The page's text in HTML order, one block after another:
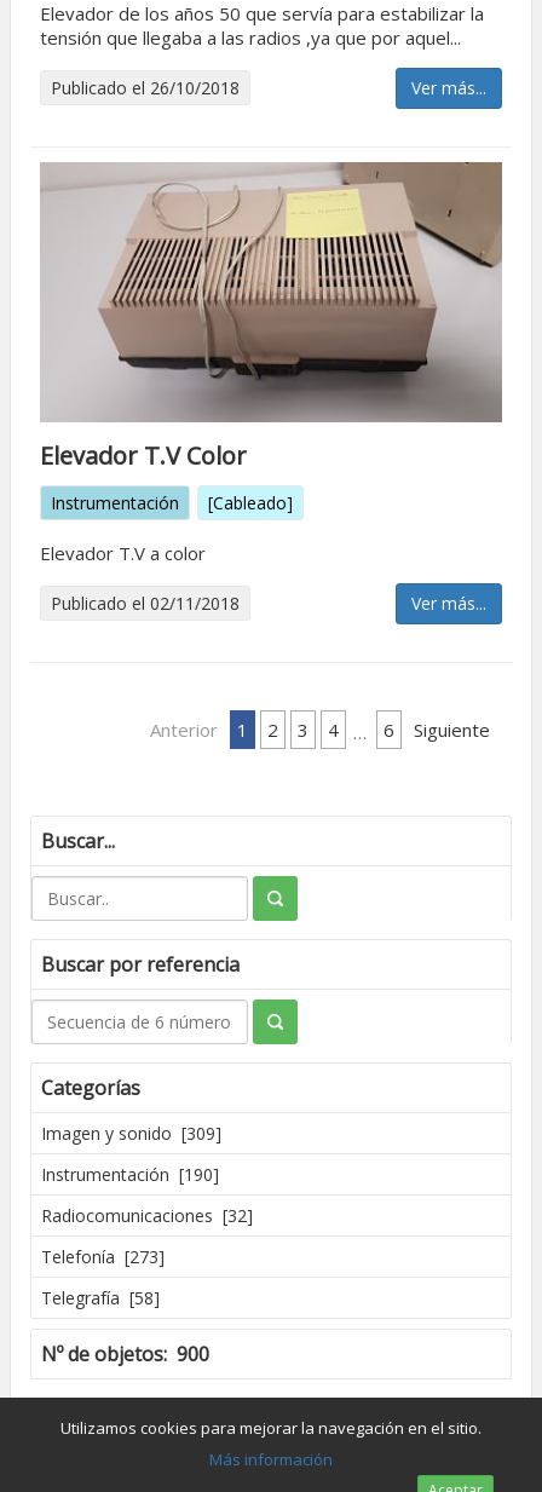
Elevador de los años 50 que servía para estabilizar la
tensión que llegaba a las radios ,ya que por aquel...
Publicado el 26/10/2018 Ver más...
Elevador T.V Color
Instrumentación [Cableado]
Elevador T.V a color
Publicado el 02/11/2018 Ver más...
Anterior 1 2 3 4 … 6 Siguiente
Buscar...
Buscar por referencia
Categorías
Imagen y sonido [309]
Instrumentación [190]
Radiocomunicaciones [32]
Telefonía [273]
Telegrafía [58]
Nº de objetos: 900
Creado por José Madrid [2016]
Dpto. de Conservación y Restauración de Bienes Culturales - UPV
Utilizamos cookies para mejorar la navegación en el sitio.
Más información